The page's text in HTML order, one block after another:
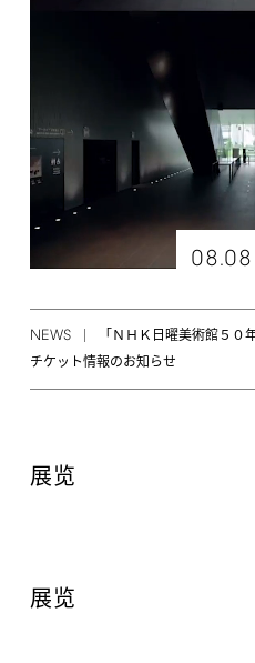
08.08
NEWS
「ＮＨＫ日曜美術館５０
チケット情報のお知らせ
展览
展览